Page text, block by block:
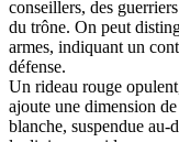
conseillers, des
du trône. On peut
armes, indiquant un
défense.
Un rideau rouge
ajoute une dimension
blanche, suspendue au-